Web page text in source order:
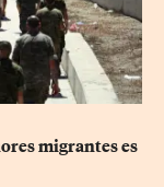
migrantes es